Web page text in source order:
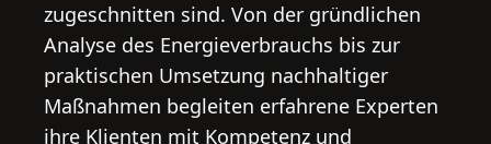
zugeschnitten sind. Von der gründlichen
Analyse des Energieverbrauchs bis zur
praktischen Umsetzung nachhaltiger
Maßnahmen begleiten erfahrene Experten
ihre Klienten mit Kompetenz und